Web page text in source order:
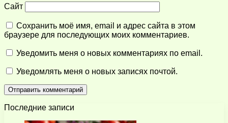
Сайт
Сохранить моё имя, email и адрес сайта в этом
браузере для последующих моих комментариев.
Уведомить меня о новых комментариях по email.
Уведомлять меня о новых записях почтой.
Последние записи